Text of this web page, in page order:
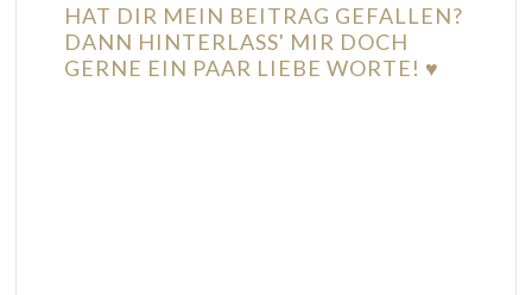
HAT DIR MEIN BEITRAG GEFALLEN?
DANN HINTERLASS' MIR DOCH
GERNE EIN PAAR LIEBE WORTE! ♥